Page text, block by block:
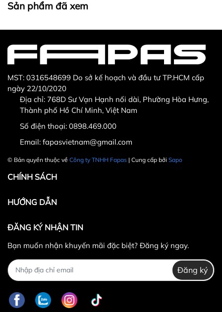
Sản phẩm không đúng với đơn hàng đã đặt
Sản phẩm bị hư hỏng khi nhìn bằng mắt thường
Hotline CSKH: 090 376 9205
Fanpage:FACEBOOK.COM/FAPAS.VN
Sản phẩm đã xem
MST: 0316548699 Do sở kế hoạch và đầu tư TP.HCM cấp
ngày 22/10/2020
Địa chỉ: 768D Sư Vạn Hạnh nối dài, Phường Hòa Hưng,
Thành phố Hồ Chí Minh, Việt Nam
Số điện thoại: 0898.469.000
Email: fapasvietnam@gmail.com
© Bản quyền thuộc về Công ty TNHH Fapas | Cung cấp bởi Sapo
CHÍNH SÁCH
HƯỚNG DẪN
ĐĂNG KÝ NHẬN TIN
Bạn muốn nhận khuyến mãi đặc biệt? Đăng ký ngay.
Đăng ký